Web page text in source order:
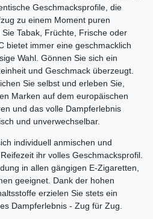
Geschmacksprofile, die
zu einem Moment puren
Tabak, Früchte, Frische oder
bietet immer eine geschmacklich
Wahl. Gönnen Sie sich ein
und Geschmack überzeugt.
Sie selbst und erleben Sie,
Marken auf dem europäischen
und das volle Dampferlebnis
und unverwechselbar.
individuell anmischen und
ihr volles Geschmacksprofil.
in allen gängigen E-Zigaretten,
geeignet. Dank der hohen
erzielen Sie stets ein
Dampferlebnis - Zug für Zug.